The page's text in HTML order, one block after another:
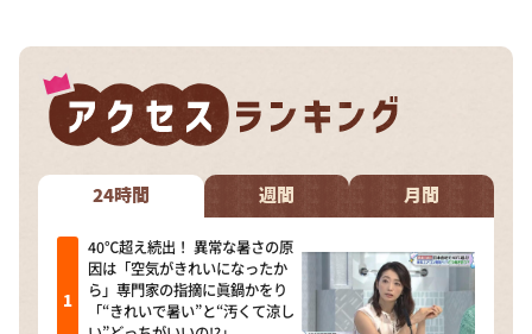
河合＆A.B.C-Z塚田×福井アナ「なんでやねん！？」
（news おかえり）
DAIGOも台所 ～きょうの献立 何にする？～
本日はダイアンなり！シーズン２
朝だ！生です旅サラダ
教えて！ニュースライブ 正義のミカタ
ＬＩＦＥ～夢のカタチ～
24時間 週間 月間
40℃超え続出！ 異常な暑さの原
因は「空気がきれいになったか
ら」専門家の指摘に眞鍋かをり
「“きれいで暑い”と“汚くて涼し